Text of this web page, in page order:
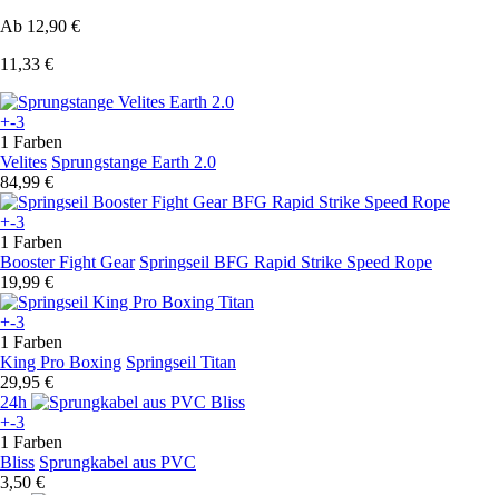
Ab 12,90 €
11,33 €
+-3
1 Farben
Velites Sprungstange Earth 2.0
84,99 €
+-3
1 Farben
Booster Fight Gear Springseil BFG Rapid Strike Speed Rope
19,99 €
+-3
1 Farben
King Pro Boxing Springseil Titan
29,95 €
24h
+-3
1 Farben
Bliss Sprungkabel aus PVC
3,50 €